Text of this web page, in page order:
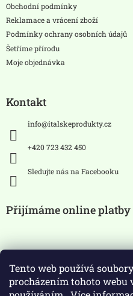
Tento web používá
procházením tohoto webu
Obchodní podmínky
Reklamace a vrácení zboží
Podmínky ochrany osobních údajů
Šetříme přírodu
Moje objednávka
Kontakt
info@italskeprodukty.cz
+420 723 432 450
Sledujte nás na Facebooku
Přijímáme online platby